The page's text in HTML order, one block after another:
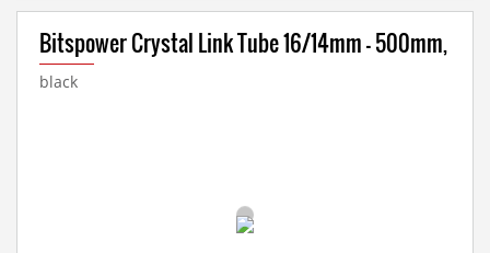
Bitspower Crystal Link Tube 16/14mm - 500mm,
black